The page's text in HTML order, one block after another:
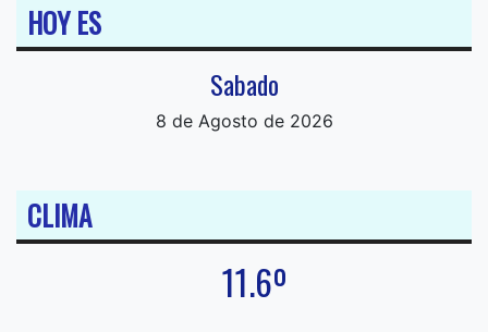
HOY ES
Sabado
8 de Agosto de 2026
CLIMA
11.6º